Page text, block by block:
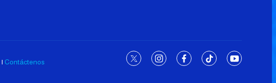
| Contáctenos twitterinstagramfacebooktiktok youtube